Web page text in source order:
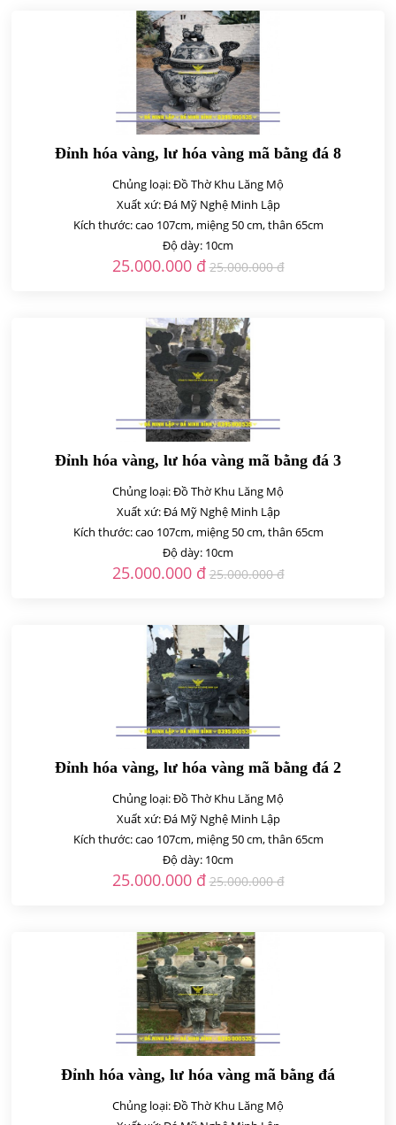
Đỉnh hóa vàng, lư hóa vàng mã bằng đá 8
Chủng loại: Đồ Thờ Khu Lăng Mộ
Xuất xứ: Đá Mỹ Nghệ Minh Lập
Kích thước: cao 107cm, miệng 50 cm, thân 65cm
Độ dày: 10cm
25.000.000 đ 25.000.000 đ
Đỉnh hóa vàng, lư hóa vàng mã bằng đá 3
Chủng loại: Đồ Thờ Khu Lăng Mộ
Xuất xứ: Đá Mỹ Nghệ Minh Lập
Kích thước: cao 107cm, miệng 50 cm, thân 65cm
Độ dày: 10cm
25.000.000 đ 25.000.000 đ
Đỉnh hóa vàng, lư hóa vàng mã bằng đá 2
Chủng loại: Đồ Thờ Khu Lăng Mộ
Xuất xứ: Đá Mỹ Nghệ Minh Lập
Kích thước: cao 107cm, miệng 50 cm, thân 65cm
Độ dày: 10cm
25.000.000 đ 25.000.000 đ
Đỉnh hóa vàng, lư hóa vàng mã bằng đá
Chủng loại: Đồ Thờ Khu Lăng Mộ